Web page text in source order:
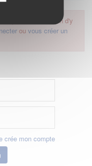
pas autorisé. Afin d'y
ou vous créer un
crée mon compte